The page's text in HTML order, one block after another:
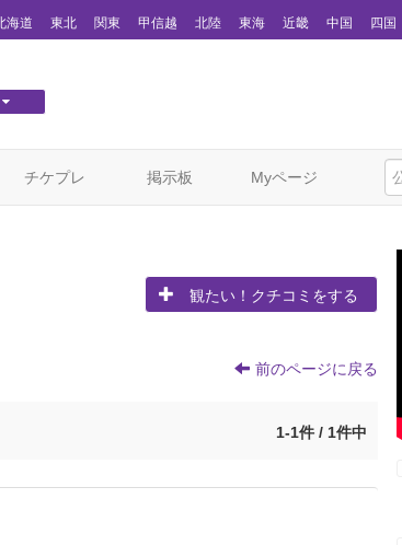
海道 東北 関東 甲信越 北陸 東海 近畿 中国 四国
チケプレ 掲示板 Myページ
観たい！クチコミをする
前のページに戻る
1-1件 / 1件中